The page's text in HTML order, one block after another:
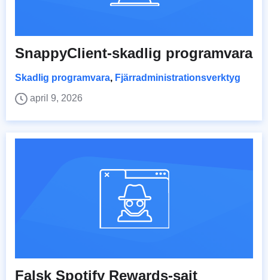
SnappyClient-skadlig programvara
Skadlig programvara, Fjärradministrationsverktyg
april 9, 2026
Falsk Spotify Rewards-sajt